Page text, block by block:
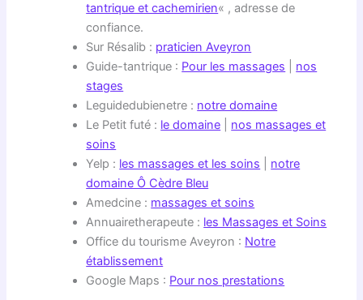
tantrique et cachemirien« , adresse de
confiance.
Sur Résalib : praticien Aveyron
Guide-tantrique : Pour les massages
nos
stages
Leguidedubienetre : notre domaine
Le Petit futé : le domaine
nos massages et
soins
Yelp : les massages et les soins
notre
domaine Ô Cèdre Bleu
Amedcine : massages et soins
Annuairetherapeute : les Massages et Soins
Office du tourisme Aveyron : Notre
établissement
Google Maps : Pour nos prestations